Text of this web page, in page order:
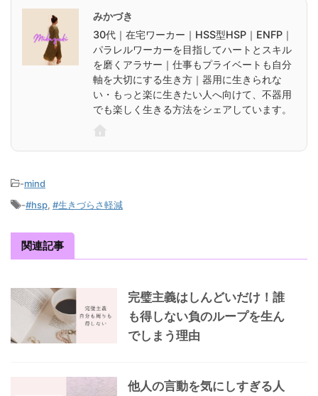
みかづき
30代｜在宅ワーカー｜HSS型HSP｜ENFP｜
パラレルワーカーを目指してハートとスキル
を磨くアラサー｜仕事もプライベートも自分
軸を大切にする生き方｜器用に生きられな
い・もっと楽に生きたい人へ向けて、不器用
でも楽しく生きる方法をシェアしています。
-mind
-#hsp, #生きづらさ軽減
関連記事
完璧主義はしんどいだけ！誰
も得しない負のループを生ん
でしまう理由
他人の言動を気にしすぎる人